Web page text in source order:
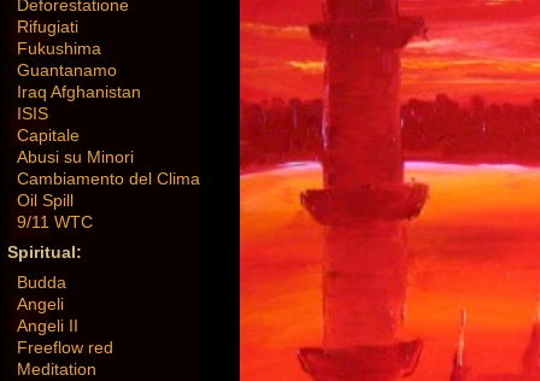
Deforestatione
Rifugiati
Fukushima
Guantanamo
Iraq Afghanistan
ISIS
Capitale
Abusi su Minori
Cambiamento del Clima
Oil Spill
9/11 WTC
Spiritual:
Budda
Angeli
Angeli II
Freeflow red
Meditation